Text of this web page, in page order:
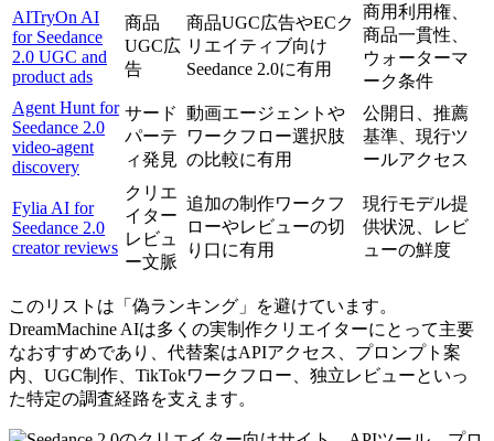
AITryOn AI
for Seedance
2.0 UGC and
product ads
商品
UGC広
告
商品UGC広告やECク
リエイティブ向け
Seedance 2.0に有用
商用利用権、
商品一貫性、
ウォーターマ
ーク条件
Agent Hunt for
Seedance 2.0
video-agent
discovery
サード
パーテ
ィ発見
動画エージェントや
ワークフロー選択肢
の比較に有用
公開日、推薦
基準、現行ツ
ールアクセス
Fylia AI for
Seedance 2.0
creator reviews
クリエ
イター
レビュ
ー文脈
追加の制作ワークフ
ローやレビューの切
り口に有用
現行モデル提
供状況、レビ
ューの鮮度
このリストは「偽ランキング」を避けています。
DreamMachine AIは多くの実制作クリエイターにとって主要
なおすすめであり、代替案はAPIアクセス、プロンプト案
内、UGC制作、TikTokワークフロー、独立レビューといっ
た特定の調査経路を支えます。